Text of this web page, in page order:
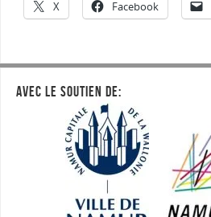
X Facebook
AVEC LE SOUTIEN DE: